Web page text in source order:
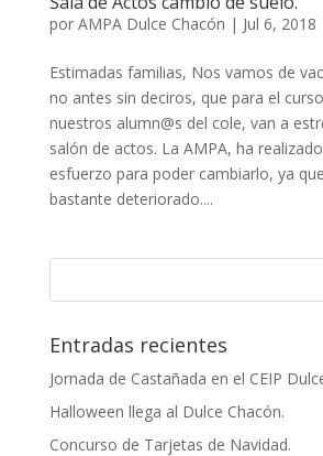
por AMPA Dulce Chacón | Jul 6, 2018
Estimadas familias, Nos vamos de
no antes sin deciros, que para el
nuestros alumn@s del cole, van a
salón de actos. La AMPA, ha
esfuerzo para poder cambiarlo, ya
bastante deteriorado....
Entradas recientes
Jornada de Castañada en el CEIP
Halloween llega al Dulce Chacón.
Concurso de Tarjetas de Navidad.